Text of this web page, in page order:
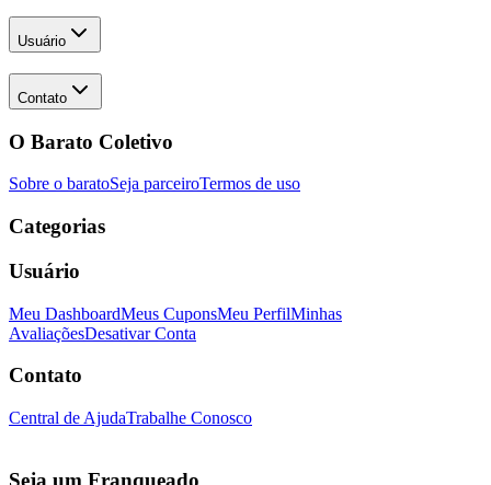
Usuário
Contato
O Barato Coletivo
Sobre o baratoSeja parceiroTermos de uso
Categorias
Usuário
Meu DashboardMeus CuponsMeu PerfilMinhas
AvaliaçõesDesativar Conta
Contato
Central de AjudaTrabalhe Conosco
Seja um Franqueado